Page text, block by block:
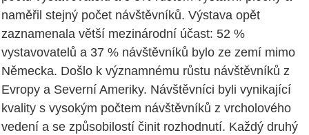
naměřil stejný počet návštěvníků. Výstava opět
zaznamenala větší mezinárodní účast: 52 %
vystavovatelů a 37 % návštěvníků bylo ze zemí mimo
Německa. Došlo k významnému růstu návštěvníků z
Evropy a Severní Ameriky. Návštěvníci byli vynikající
kvality s vysokým počtem návštěvníků z vrcholového
vedení a se způsobilostí činit rozhodnutí. Každý druhý